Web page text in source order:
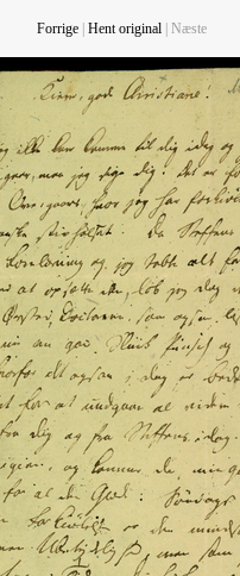
Forrige| Hent original| Næste